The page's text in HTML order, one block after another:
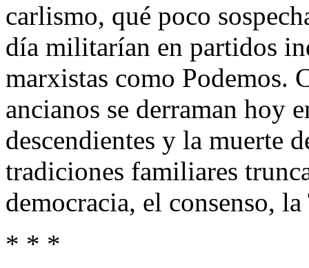
carlismo, qué poco
día militarían en partidos
marxistas como Podemos.
ancianos se derraman hoy
descendientes y la muerte
tradiciones familiares
democracia, el consenso,
* * *